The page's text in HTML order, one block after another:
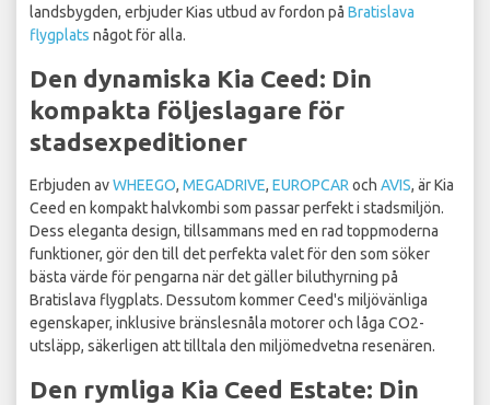
landsbygden, erbjuder Kias utbud av fordon på Bratislava
flygplats något för alla.
Den dynamiska Kia Ceed: Din
kompakta följeslagare för
stadsexpeditioner
Erbjuden avWHEEGO, MEGADRIVE, EUROPCAR och AVIS, är Kia
Ceed en kompakt halvkombi som passar perfekt i stadsmiljön.
Dess eleganta design, tillsammans med en rad toppmoderna
funktioner, gör den till det perfekta valet för den som söker
bästa värde för pengarna när det gäller biluthyrning på
Bratislava flygplats. Dessutom kommer Ceed's miljövänliga
egenskaper, inklusive bränslesnåla motorer och låga CO2-
utsläpp, säkerligen att tilltala den miljömedvetna resenären.
Den rymliga Kia Ceed Estate: Din